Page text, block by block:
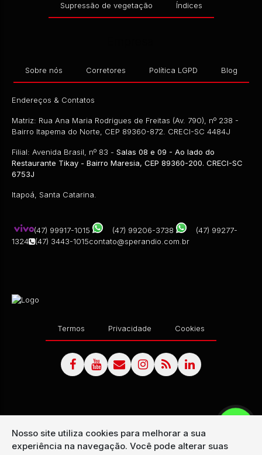
Nosso site utiliza cookies para melhorar a sua
experiência na navegação. Você pode alterar suas
Supressão de vegetação Índices
Sobre nós Corretores Política LGPD Blog
Endereços & Contatos
Matriz: Rua Ana Maria Rodrigues de Freitas (Av. 790), nº 238 -
Bairro Itapema do Norte, CEP 89360-872. CRECI-SC 4484J
Filial: Avenida Brasil, nº 83 - Salas 08 e 09 - Ao lado do
Restaurante Tikay - Bairro Maresia, CEP 89360-200. CRECI-SC
6753J
Itapoá, Santa Catarina.
(47) 99917-1015 (47) 99206-3738
(47) 99277-
1324
(47) 3443-1015contato@sperandio.com.br
Termos Privacidade Cookies